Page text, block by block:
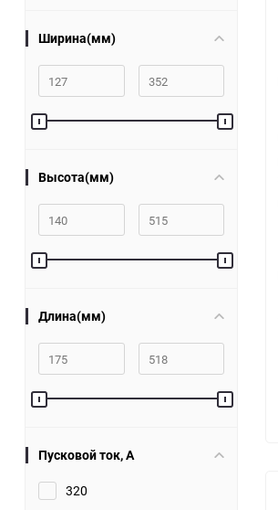
Ширина(мм)
Высота(мм)
Длина(мм)
Пусковой ток, A
320